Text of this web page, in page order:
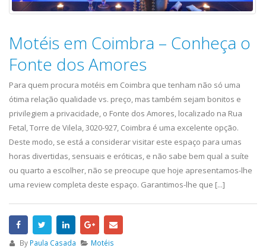
Motéis em Coimbra – Conheça o
Fonte dos Amores
Para quem procura motéis em Coimbra que tenham não só uma
ótima relação qualidade vs. preço, mas também sejam bonitos e
privilegiem a privacidade, o Fonte dos Amores, localizado na Rua
Fetal, Torre de Vilela, 3020-927, Coimbra é uma excelente opção.
Deste modo, se está a considerar visitar este espaço para umas
horas divertidas, sensuais e eróticas, e não sabe bem qual a suíte
ou quarto a escolher, não se preocupe que hoje apresentamos-lhe
uma review completa deste espaço. Garantimos-lhe que [...]
By Paula Casada
Motéis